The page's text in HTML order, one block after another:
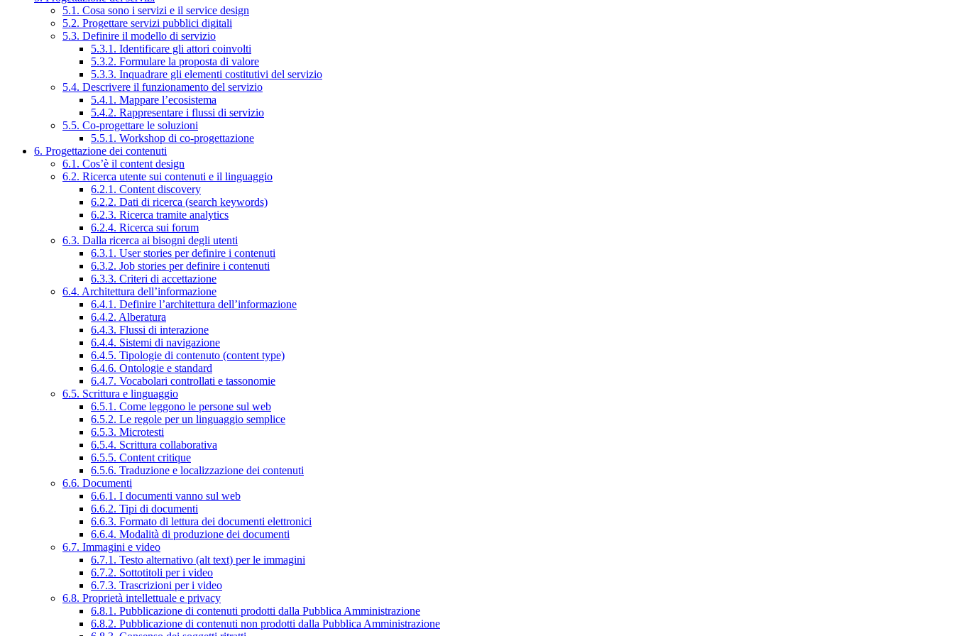
5.1. Cosa sono i servizi e il service design
5.2. Progettare servizi pubblici digitali
5.3. Definire il modello di servizio
5.3.1. Identificare gli attori coinvolti
5.3.2. Formulare la proposta di valore
5.3.3. Inquadrare gli elementi costitutivi del servizio
5.4. Descrivere il funzionamento del servizio
5.4.1. Mappare l’ecosistema
5.4.2. Rappresentare i flussi di servizio
5.5. Co-progettare le soluzioni
5.5.1. Workshop di co-progettazione
6. Progettazione dei contenuti
6.1. Cos’è il content design
6.2. Ricerca utente sui contenuti e il linguaggio
6.2.1. Content discovery
6.2.2. Dati di ricerca (search keywords)
6.2.3. Ricerca tramite analytics
6.2.4. Ricerca sui forum
6.3. Dalla ricerca ai bisogni degli utenti
6.3.1. User stories per definire i contenuti
6.3.2. Job stories per definire i contenuti
6.3.3. Criteri di accettazione
6.4. Architettura dell’informazione
6.4.1. Definire l’architettura dell’informazione
6.4.2. Alberatura
6.4.3. Flussi di interazione
6.4.4. Sistemi di navigazione
6.4.5. Tipologie di contenuto (content type)
6.4.6. Ontologie e standard
6.4.7. Vocabolari controllati e tassonomie
6.5. Scrittura e linguaggio
6.5.1. Come leggono le persone sul web
6.5.2. Le regole per un linguaggio semplice
6.5.3. Microtesti
6.5.4. Scrittura collaborativa
6.5.5. Content critique
6.5.6. Traduzione e localizzazione dei contenuti
6.6. Documenti
6.6.1. I documenti vanno sul web
6.6.2. Tipi di documenti
6.6.3. Formato di lettura dei documenti elettronici
6.6.4. Modalità di produzione dei documenti
6.7. Immagini e video
6.7.1. Testo alternativo (alt text) per le immagini
6.7.2. Sottotitoli per i video
6.7.3. Trascrizioni per i video
6.8. Proprietà intellettuale e privacy
6.8.1. Pubblicazione di contenuti prodotti dalla Pubblica Amministrazione
6.8.2. Pubblicazione di contenuti non prodotti dalla Pubblica Amministrazione